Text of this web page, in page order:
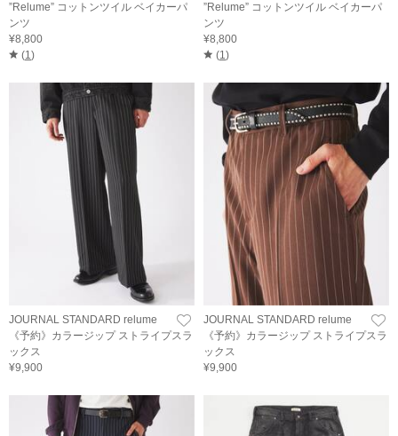
”Relume” コットンツイル ベイカーパ
ンツ
¥8,800
(1)
”Relume” コットンツイル ベイカーパ
ンツ
¥8,800
(1)
JOURNAL STANDARD relume
《予約》カラージップ ストライプスラ
ックス
¥9,900
JOURNAL STANDARD relume
《予約》カラージップ ストライプスラ
ックス
¥9,900